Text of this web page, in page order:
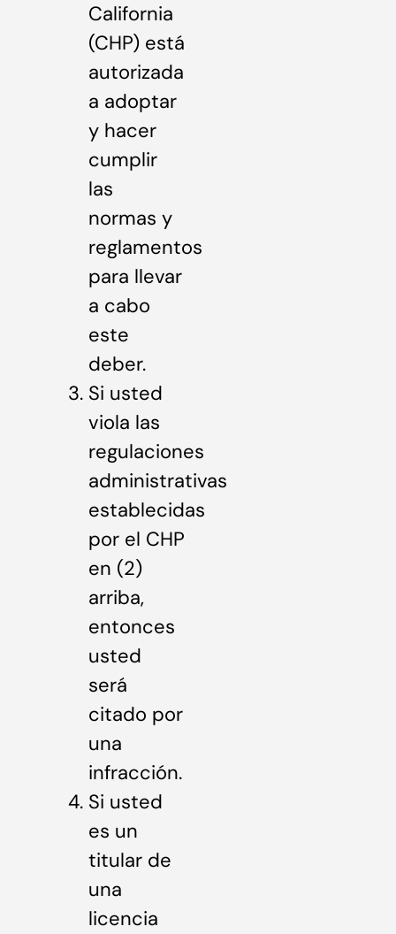
California
(CHP) está
autorizada
a adoptar
y hacer
cumplir
las
normas y
reglamentos
para llevar
a cabo
este
deber.
Si usted
viola las
regulaciones
administrativas
establecidas
por el CHP
en (2)
arriba,
entonces
usted
será
citado por
una
infracción.
Si usted
es un
titular de
una
licencia